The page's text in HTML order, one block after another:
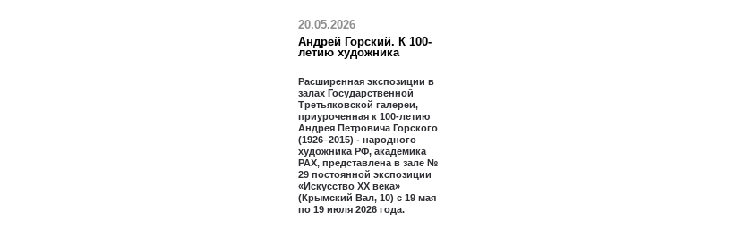
20.05.2026
Андрей Горский. К 100-
летию художника
Расширенная экспозиции в
залах Государственной
Третьяковской галереи,
приуроченная к 100-летию
Андрея Петровича Горского
(1926–2015) - народного
художника РФ, академика
РАХ, представлена в зале №
29 постоянной экспозиции
«Искусство ХХ века»
(Крымский Вал, 10) с 19 мая
по 19 июля 2026 года.